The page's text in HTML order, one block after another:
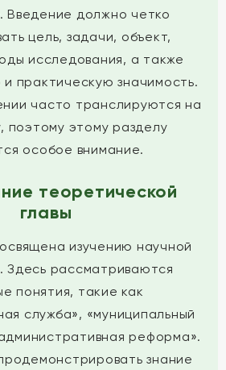
Введение должно четко
цель, задачи, объект,
исследования, а также
практическую значимость.
часто транслируются на
поэтому этому разделу
особое внимание.
теоретической
главы
изучению научной
Здесь рассматриваются
понятия, такие как
служба», «муниципальный
реформа».
знание